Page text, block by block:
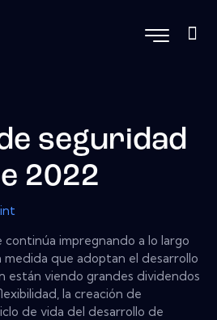
seguridad
2022
continúa impregnando a lo largo
medida que adoptan el desarrollo
están viendo grandes dividendos
la creación de
de vida del desarrollo de